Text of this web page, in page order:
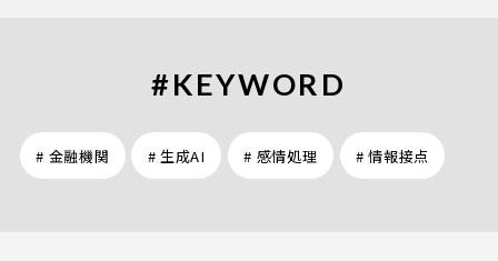
#KEYWORD
# 金融機関 # 生成AI # 感情処理 # 情報接点